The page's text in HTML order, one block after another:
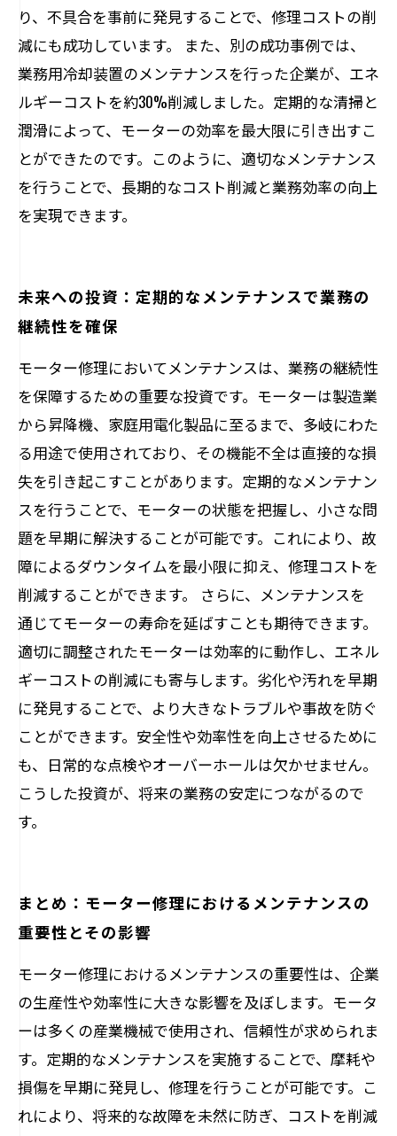
り、不具合を事前に発見することで、修理コストの削
減にも成功しています。 また、別の成功事例では、
業務用冷却装置のメンテナンスを行った企業が、エネ
ルギーコストを約30%削減しました。定期的な清掃と
潤滑によって、モーターの効率を最大限に引き出すこ
とができたのです。このように、適切なメンテナンス
を行うことで、長期的なコスト削減と業務効率の向上
を実現できます。
未来への投資：定期的なメンテナンスで業務の
継続性を確保
モーター修理においてメンテナンスは、業務の継続性
を保障するための重要な投資です。モーターは製造業
から昇降機、家庭用電化製品に至るまで、多岐にわた
る用途で使用されており、その機能不全は直接的な損
失を引き起こすことがあります。定期的なメンテナン
スを行うことで、モーターの状態を把握し、小さな問
題を早期に解決することが可能です。これにより、故
障によるダウンタイムを最小限に抑え、修理コストを
削減することができます。 さらに、メンテナンスを
通じてモーターの寿命を延ばすことも期待できます。
適切に調整されたモーターは効率的に動作し、エネル
ギーコストの削減にも寄与します。劣化や汚れを早期
に発見することで、より大きなトラブルや事故を防ぐ
ことができます。安全性や効率性を向上させるために
も、日常的な点検やオーバーホールは欠かせません。
こうした投資が、将来の業務の安定につながるので
す。
まとめ：モーター修理におけるメンテナンスの
重要性とその影響
モーター修理におけるメンテナンスの重要性は、企業
の生産性や効率性に大きな影響を及ぼします。モータ
ーは多くの産業機械で使用され、信頼性が求められま
す。定期的なメンテナンスを実施することで、摩耗や
損傷を早期に発見し、修理を行うことが可能です。こ
れにより、将来的な故障を未然に防ぎ、コストを削減